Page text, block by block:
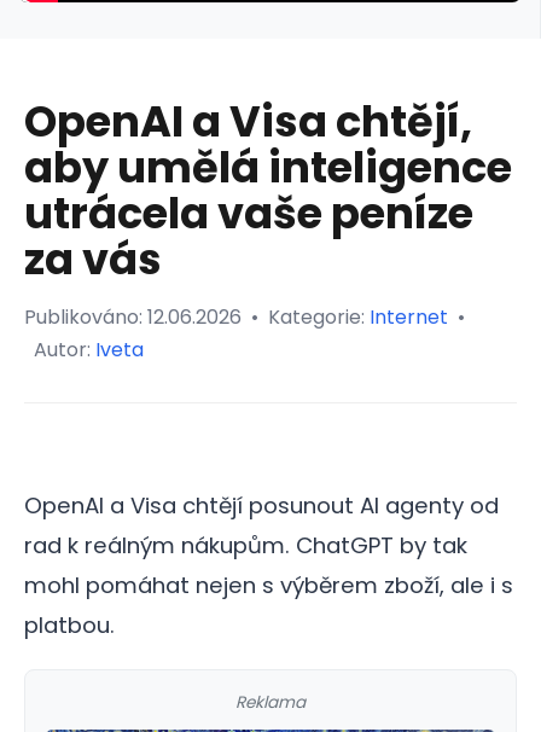
OpenAI a Visa chtějí,
aby umělá inteligence
utrácela vaše peníze
za vás
Publikováno: 12.06.2026 • Kategorie: Internet •
Autor: Iveta
OpenAI a Visa chtějí posunout AI agenty od
rad k reálným nákupům. ChatGPT by tak
mohl pomáhat nejen s výběrem zboží, ale i s
platbou.
Reklama